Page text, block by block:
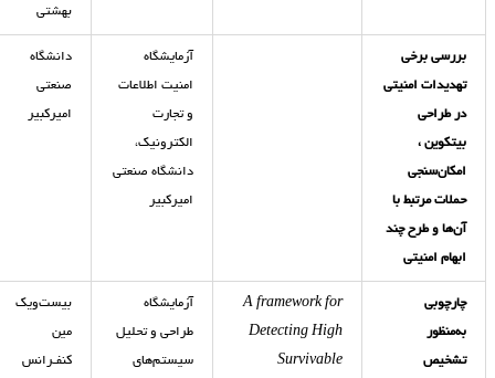
بهشتی
بررسی برخی
تهدیدات امنیتی
در طراحی
بیتکوین ،
امکان‌سنجی
حملات مرتبط با
آن‌ها و طرح چند
ابهام امنیتی
آزمایشگاه
امنیت اطلاعات
و تجارت
الکترونیک،
دانشگاه صنعتی
امیرکبیر
دانشگاه
صنعتی
امیرکبیر
چارچوبی
به‌منظور
تشخیص
A framework for
Detecting High
Survivable
آزمایشگاه
طراحی و تحلیل
سیستم‌های
بیست‌ویک
مین
کنفـرانس